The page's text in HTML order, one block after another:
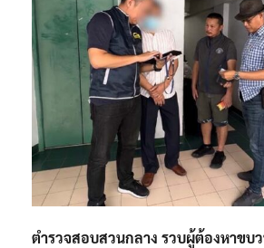
ตำรวจสอบสวนกลาง รวบผู้ต้องหาขบ